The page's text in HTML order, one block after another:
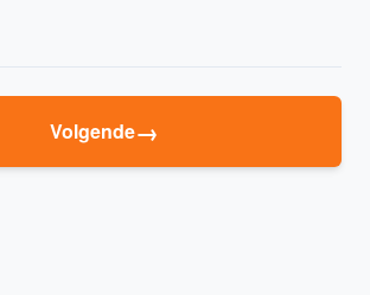
Volgende→